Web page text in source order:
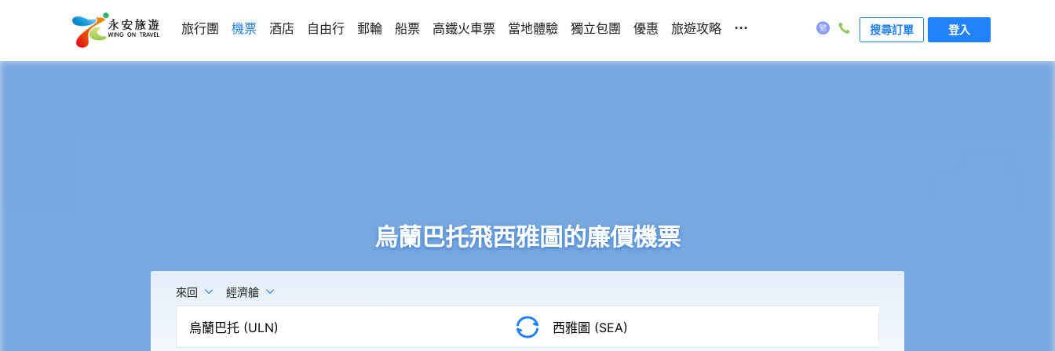
旅行團 機票 酒店 自由行 郵輪 船票 高鐵火車票 當地體驗 獨立包團 優惠 旅遊攻略 ... 搜尋訂單 登入
烏蘭巴托飛西雅圖的廉價機票
來回 經濟艙